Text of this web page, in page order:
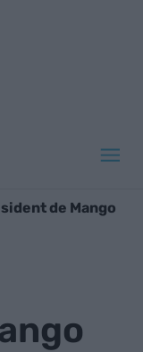
de Mango